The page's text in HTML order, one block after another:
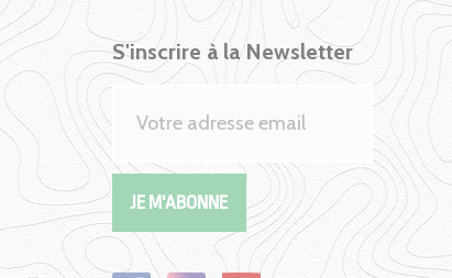
S'inscrire à la Newsletter